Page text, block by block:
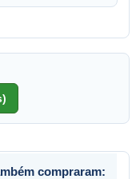
compraram: